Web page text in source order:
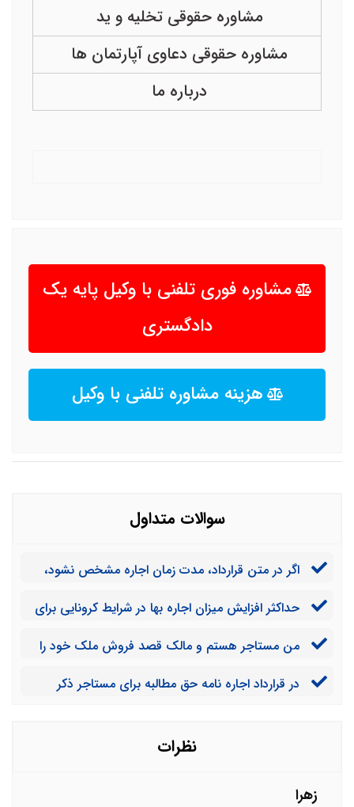
مشاوره حقوقی تخلیه و ید
مشاوره حقوقی دعاوی آپارتمان ها
درباره ما
مشاوره فوری تلفنی با وکیل پایه یک
دادگستری
هزینه مشاوره تلفنی با وکیل
سوالات متداول
اگر در متن قرارداد، مدت زمان اجاره مشخص نشود،
حداکثر افزایش میزان اجاره بها در شرایط کرونایی برای
من مستاجر هستم و مالک قصد فروش ملک خود را
در قرارداد اجاره نامه حق مطالبه برای مستاجر ذکر
نظرات
زهرا